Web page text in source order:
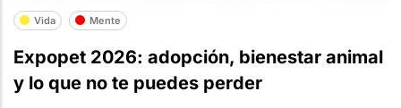
Vida Mente
Expopet 2026: adopción, bienestar animal
y lo que no te puedes perder